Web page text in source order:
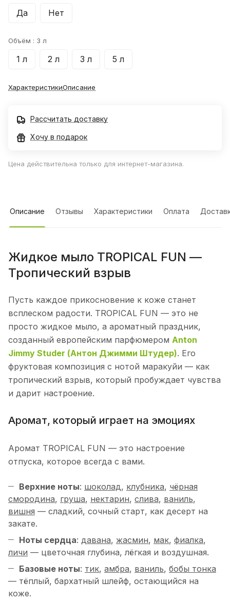
Да Нет
Объём : 3 л
1 л 2 л 3 л 5 л
ХарактеристикиОписание
Рассчитать доставку
Хочу в подарок
Цена действительна только для интернет-магазина.
Описание Отзывы Характеристики Оплата
Жидкое мыло TROPICAL FUN —
Тропический взрыв
Пусть каждое прикосновение к коже станет
всплеском радости. TROPICAL FUN — это не
просто жидкое мыло, а ароматный праздник,
созданный европейским парфюмером Anton
Jimmy Studer (Антон Джимми Штудер). Его
фруктовая композиция с нотой маракуйи — как
тропический взрыв, который пробуждает чувства
и дарит настроение.
Аромат, который играет на эмоциях
Аромат TROPICAL FUN — это настроение
отпуска, которое всегда с вами.
Верхние ноты: шоколад, клубника, чёрная
смородина, груша, нектарин, слива, ваниль,
вишня — сладкий, сочный старт, как десерт на
закате.
Ноты сердца: давана, жасмин, мак, фиалка,
личи — цветочная глубина, лёгкая и воздушная.
Базовые ноты: тик, амбра, ваниль, бобы тонка
— тёплый, бархатный шлейф, остающийся на
коже.